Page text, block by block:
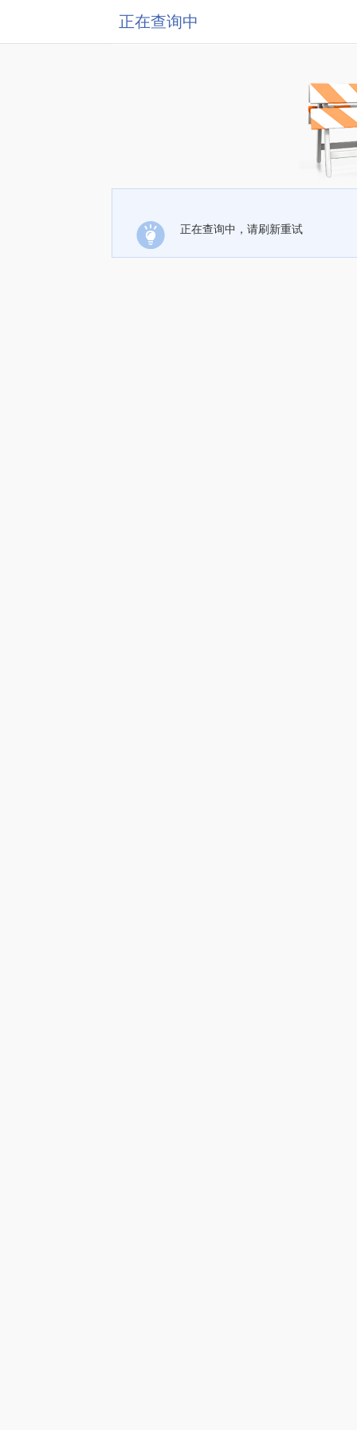
正在查询中
正在查询中，请刷新重试